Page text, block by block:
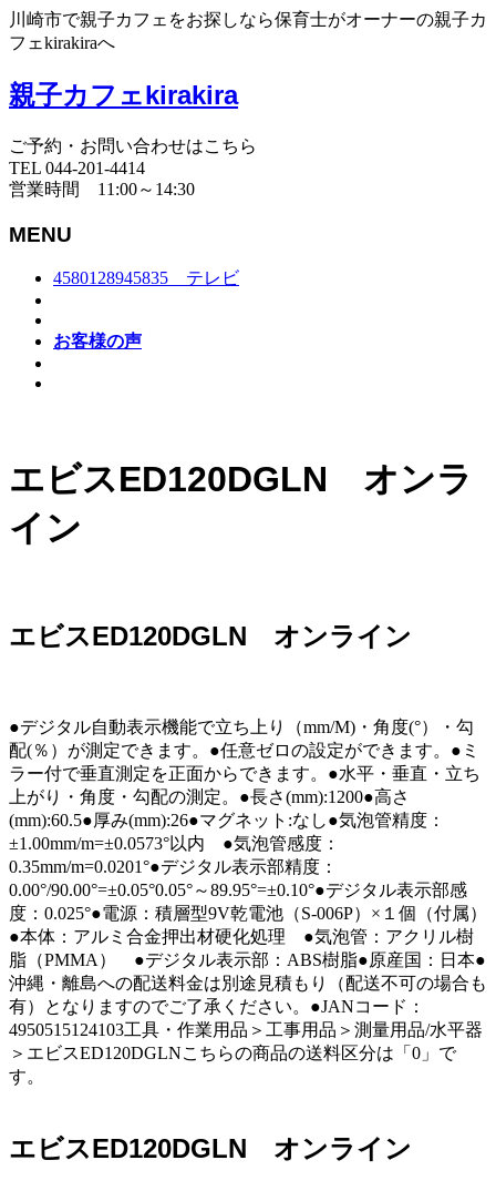
川崎市で親子カフェをお探しなら保育士がオーナーの親子カ
フェkirakiraへ
親子カフェkirakira
ご予約・お問い合わせはこちら
TEL 044-201-4414
営業時間 11:00～14:30
MENU
4580128945835 テレビ
お客様の声
エビスED120DGLN オンラ
イン
エビスED120DGLN オンライン
●デジタル自動表示機能で立ち上り（mm/M)・角度(°）・勾
配(％）が測定できます。●任意ゼロの設定ができます。●ミ
ラー付で垂直測定を正面からできます。●水平・垂直・立ち
上がり・角度・勾配の測定。●長さ(mm):1200●高さ
(mm):60.5●厚み(mm):26●マグネット:なし●気泡管精度：
±1.00mm/m=±0.0573°以内 ●気泡管感度：
0.35mm/m=0.0201°●デジタル表示部精度：
0.00°/90.00°=±0.05°0.05°～89.95°=±0.10°●デジタル表示部感
度：0.025°●電源：積層型9V乾電池（S-006P）×１個（付属）
●本体：アルミ合金押出材硬化処理 ●気泡管：アクリル樹
脂（PMMA） ●デジタル表示部：ABS樹脂●原産国：日本●
沖縄・離島への配送料金は別途見積もり（配送不可の場合も
有）となりますのでご了承ください。●JANコード：
4950515124103工具・作業用品＞工事用品＞測量用品/水平器
＞エビスED120DGLNこちらの商品の送料区分は「0」で
す。
エビスED120DGLN オンライン